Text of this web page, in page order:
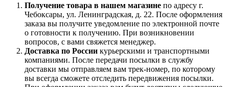
Получение товара в нашем магазине по адресу г.
Чебоксары, ул. Ленинградская, д. 22. После оформления
заказа вы получите уведомление по электронной почте
о готовности к получению. При возникновении
вопросов, с вами свяжется менеджер.
Доставка по России курьерскими и транспортными
компаниями. После передачи посылки в службу
доставки мы отправляем вам трек-номер, по которому
вы всегда сможете отследить передвижения посылки.